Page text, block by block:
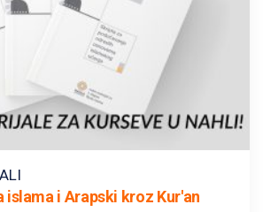
islama i Arapski kroz Kur'an